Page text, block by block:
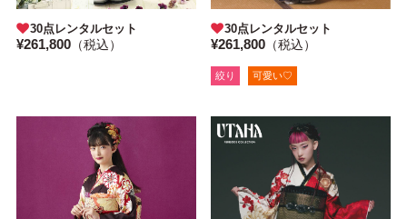
30点レンタルセット
¥261,800（税込）
30点レンタルセット
¥261,800 （税込）
絞り 可愛い♡